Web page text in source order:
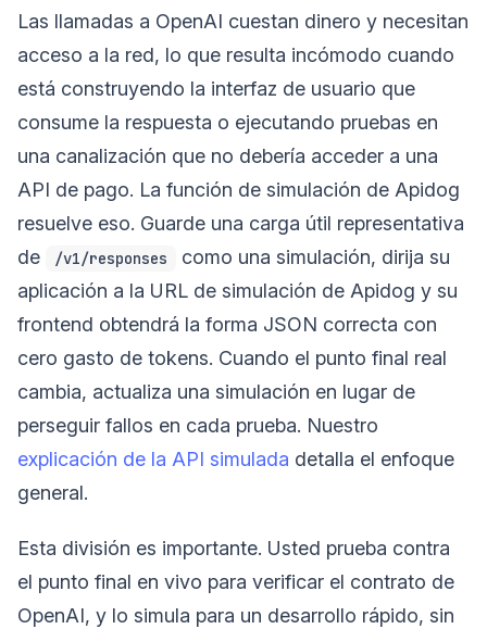
Las llamadas a OpenAI cuestan dinero y necesitan
acceso a la red, lo que resulta incómodo cuando
está construyendo la interfaz de usuario que
consume la respuesta o ejecutando pruebas en
una canalización que no debería acceder a una
API de pago. La función de simulación de Apidog
resuelve eso. Guarde una carga útil representativa
de
/v1/responses
como una simulación, dirija su
aplicación a la URL de simulación de Apidog y su
frontend obtendrá la forma JSON correcta con
cero gasto de tokens. Cuando el punto final real
cambia, actualiza una simulación en lugar de
perseguir fallos en cada prueba. Nuestro
explicación de la API simulada detalla el enfoque
general.
Esta división es importante. Usted prueba contra
el punto final en vivo para verificar el contrato de
OpenAI, y lo simula para un desarrollo rápido, sin